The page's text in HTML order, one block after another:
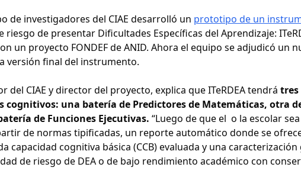
de investigadores del CIAE desarrolló un prototipo de un
de presentar Dificultades Específicas del Aprendizaje:
un proyecto FONDEF de ANID. Ahora el equipo se adjudicó un
versión final del instrumento.
del CIAE y director del proyecto, explica que ITeRDEA tendrá tres
cognitivos: una batería de Predictores de Matemáticas, otra
de Funciones Ejecutivas. “Luego de que el o la escolar
de normas tipificadas, un reporte automático donde se
capacidad cognitiva básica (CCB) evaluada y una
de riesgo de DEA o de bajo rendimiento académico con